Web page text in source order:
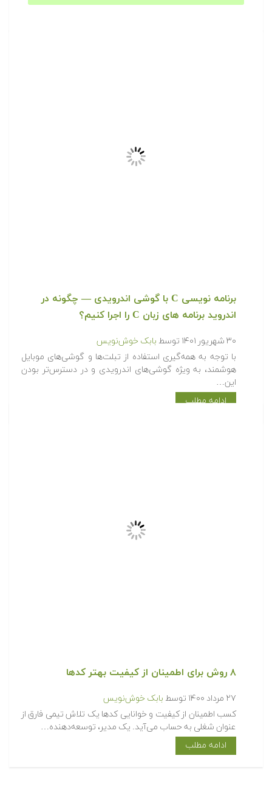
برنامه نویسی C با گوشی اندرویدی — چگونه در
اندروید برنامه های زبان C را اجرا کنیم؟
۳۰ شهریور ۱۴۰۱ توسط بابک خوش‌نویس
با توجه به همه‌گیری استفاده از تبلت‌ها و گوشی‌های موبایل
هوشمند، به ویژه گوشی‌های اندرویدی و در دسترس‌تر بودن
این…
ادامه مطلب
۸ روش برای اطمینان از کیفیت بهتر کدها
۲۷ مرداد ۱۴۰۰ توسط بابک خوش‌نویس
کسب اطمینان از کیفیت و خوانایی کدها یک تلاش تیمی فارق از
عنوان شغلی به حساب می‌آید. یک مدیر، توسعه‌دهنده…
ادامه مطلب